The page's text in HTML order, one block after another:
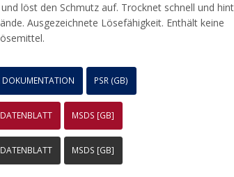
löst den Schmutz auf. Trocknet schnell und
Ausgezeichnete Lösefähigkeit. Enthält keine
DOKUMENTATION PSR (GB)
MSDS [GB]
MSDS [GB]